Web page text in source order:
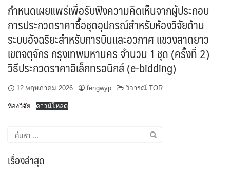
กำหนดเผยแพร่เพื่อรับฟังความคิดเห็นจากผู้ประกอบ
การประกวดราคาซื้อชุดอุปกรณ์สำหรับห้องวิจัยด้าน
ระบบอัจฉริยะสำหรับการบินและอวกาศ แขวงลาดยาว
เขตจตุจักร กรุงเทพมหานคร จำนวน 1 ชุด (ครั้งที่ 2)
วิธีประกวดราคาอิเล็กทรอนิกส์ (e-bidding)
12 พฤษภาคม 2026 fengwyp วิจารณ์ TOR
ห้องวิจัย ดาวน์โหลด
เรื่องล่าสุด